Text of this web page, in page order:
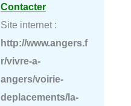
Contacter
Site internet :
http://www.angers.f
r/vivre-a-
angers/voirie-
deplacements/la-